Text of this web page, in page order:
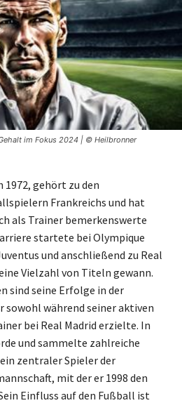
im Fokus 2024 | © Heilbronner
1972, gehört zu den
Frankreichs und hat
als Trainer bemerkenswerte
startete bei Olympique
und anschließend zu Real
Vielzahl von Titeln gewann.
sind seine Erfolge in der
sowohl während seiner aktiven
bei Real Madrid erzielte. In
und sammelte zahlreiche
zentraler Spieler der
mit der er 1998 den
Einfluss auf den Fußball ist